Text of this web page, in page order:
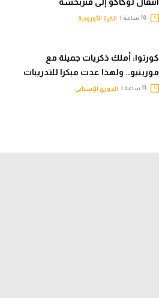
انتقال لوكاكو إلى فنربخشة
الكرة الأوروبية
كورتوا: أملك ذكريات جميلة مع
مورينيو.. ولهذا عدت مبكرا للتدريبات
الدوري الإسباني